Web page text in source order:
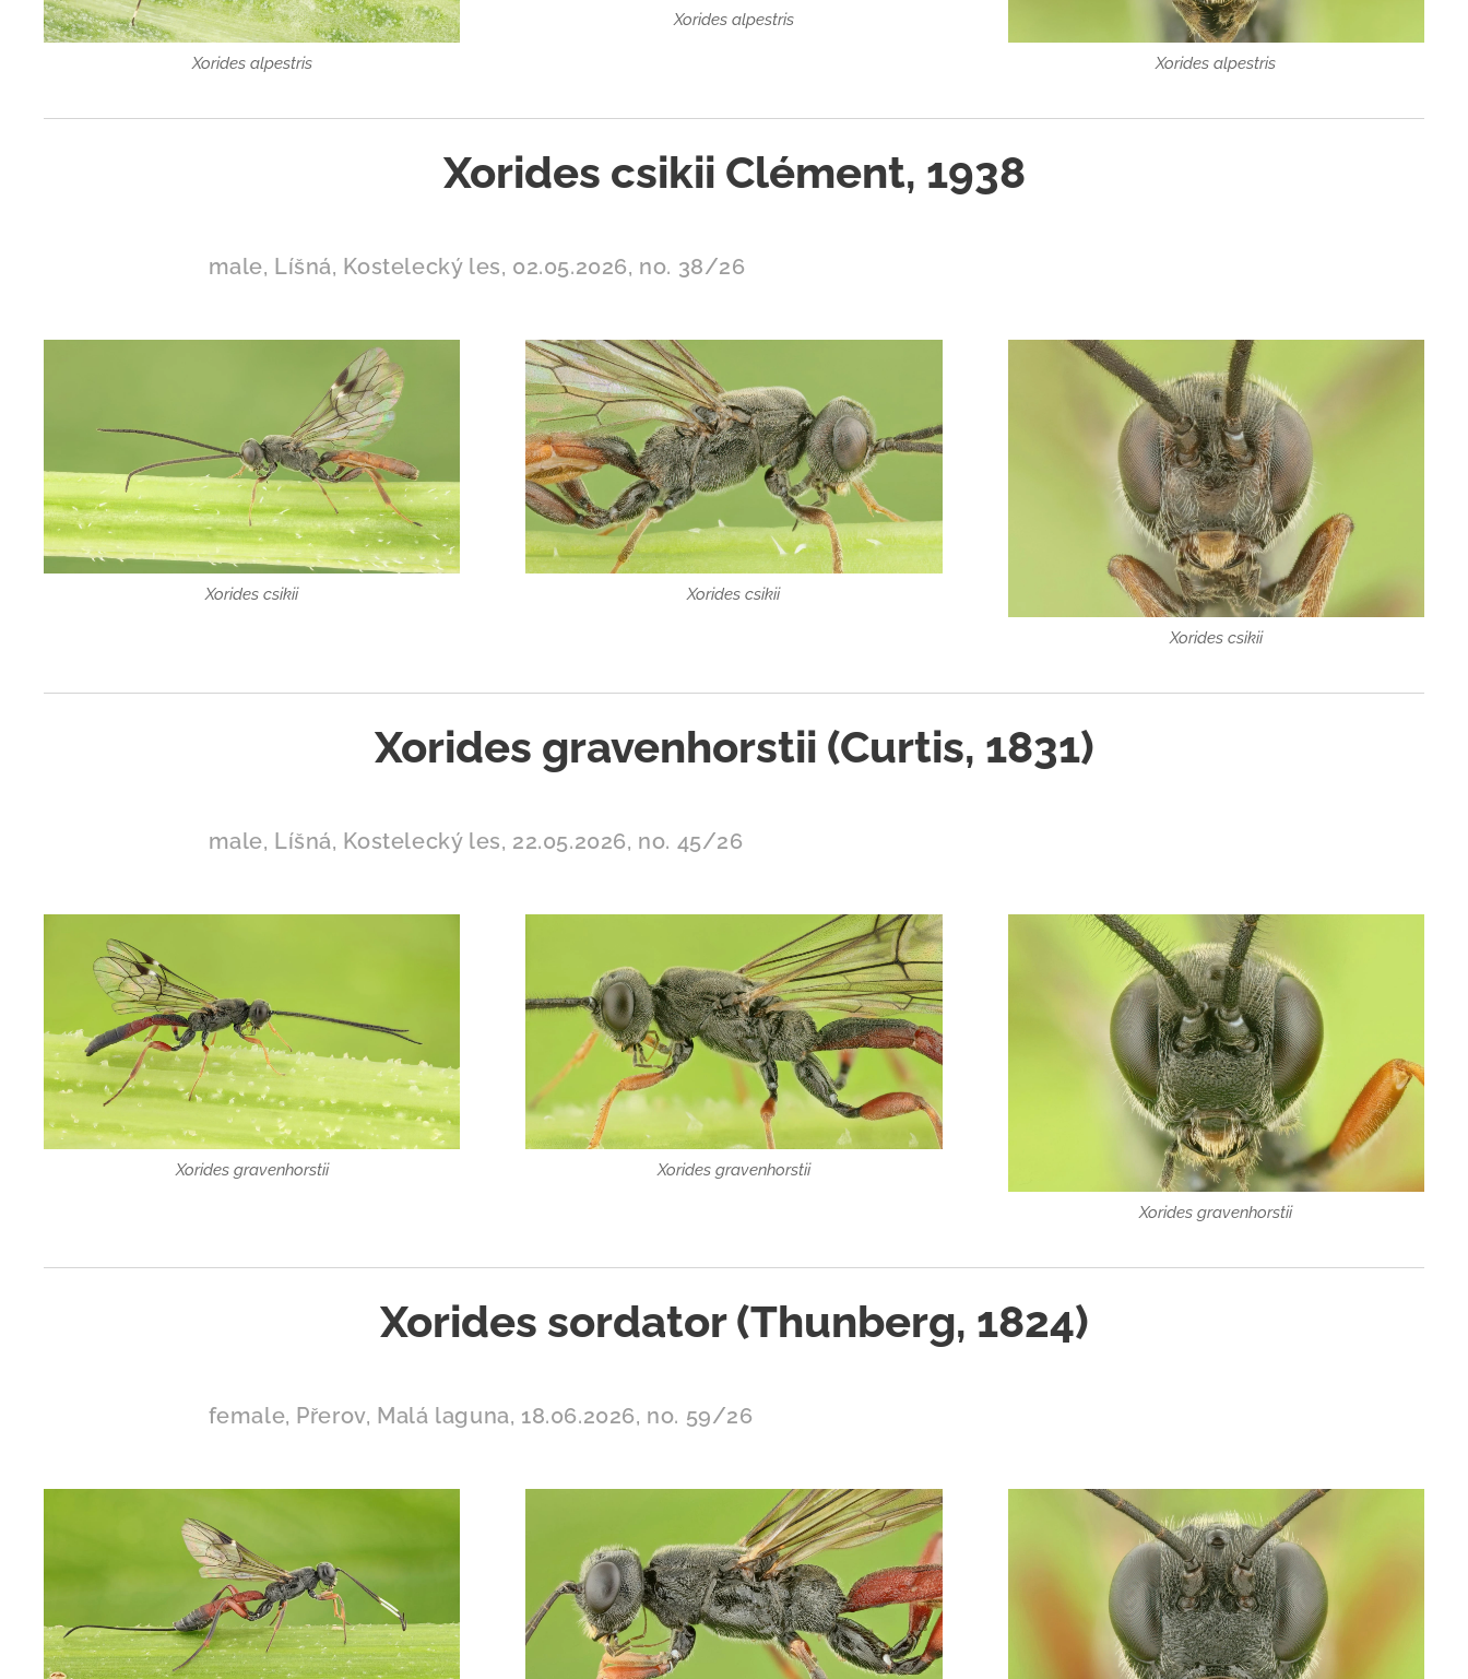
Xorides alpestris
Xorides alpestris
Xorides alpestris
Xorides csikii Clément, 1938
male, Líšná, Kostelecký les, 02.05.2026, no. 38/26
Xorides csikii Xorides csikii
Xorides csikii
Xorides gravenhorstii (Curtis, 1831)
male, Líšná, Kostelecký les, 22.05.2026, no. 45/26
Xorides gravenhorstii Xorides gravenhorstii
Xorides gravenhorstii
Xorides sordator (Thunberg, 1824)
female, Přerov, Malá laguna, 18.06.2026, no. 59/26